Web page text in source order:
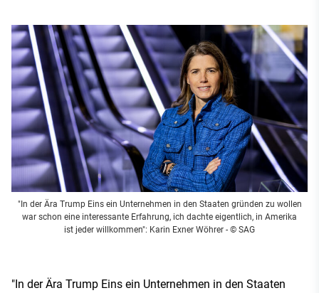
"In der Ära Trump Eins ein Unternehmen in den Staaten gründen zu wollen
war schon eine interessante Erfahrung, ich dachte eigentlich, in Amerika
ist jeder willkommen": Karin Exner Wöhrer - © SAG
"In der Ära Trump Eins ein Unternehmen in den Staaten